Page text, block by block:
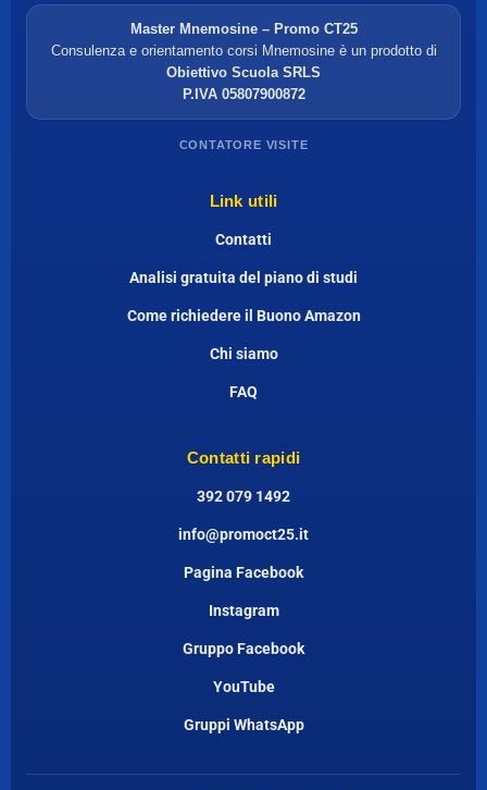
Master Mnemosine – Promo CT25
Consulenza e orientamento corsi Mnemosine è un prodotto di
Obiettivo Scuola SRLS
P.IVA 05807900872
CONTATORE VISITE
Link utili
Contatti
Analisi gratuita del piano di studi
Come richiedere il Buono Amazon
Chi siamo
FAQ
Contatti rapidi
392 079 1492
info@promoct25.it
Pagina Facebook
Instagram
Gruppo Facebook
YouTube
Gruppi WhatsApp